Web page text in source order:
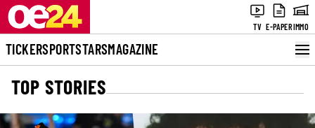
TV E-PAPERIMMO
TICKERSPORTSTARSMAGAZINE
TOP STORIES